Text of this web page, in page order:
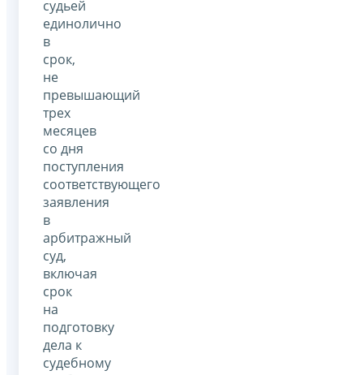
судьей
единолично
в
срок,
не
превышающий
трех
месяцев
со дня
поступления
соответствующего
заявления
в
арбитражный
суд,
включая
срок
на
подготовку
дела к
судебному